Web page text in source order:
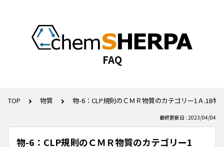
FAQ
TOP 物質 物-6：CLP規則のＣＭＲ物質のカテゴリー1Ａ.1B物
最終更新日 : 2023/04/04
物-6：CLP規則のＣＭＲ物質のカテゴリー1